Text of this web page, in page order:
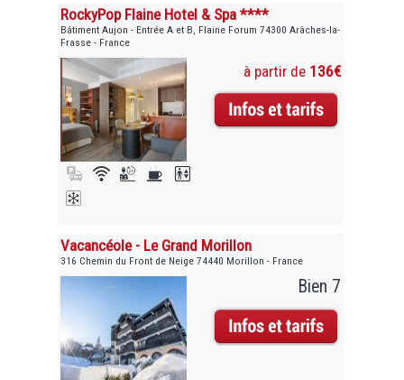
RockyPop Flaine Hotel & Spa ****
Bâtiment Aujon - Entrée A et B, Flaine Forum 74300 Arâches-la-
Frasse - France
à partir de 136€
Vacancéole - Le Grand Morillon
316 Chemin du Front de Neige 74440 Morillon - France
Bien 7